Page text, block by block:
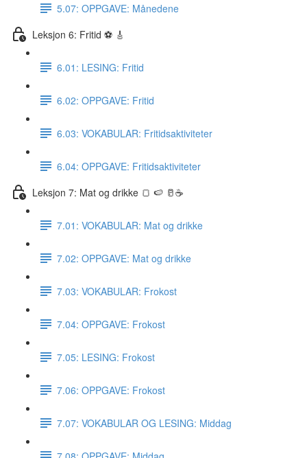
5.07: OPPGAVE: Månedene
Leksjon 6: Fritid ⚽️ 🎸
6.01: LESING: Fritid
6.02: OPPGAVE: Fritid
6.03: VOKABULAR: Fritidsaktiviteter
6.04: OPPGAVE: Fritidsaktiviteter
Leksjon 7: Mat og drikke 🍞 🍉 🥛☕️
7.01: VOKABULAR: Mat og drikke
7.02: OPPGAVE: Mat og drikke
7.03: VOKABULAR: Frokost
7.04: OPPGAVE: Frokost
7.05: LESING: Frokost
7.06: OPPGAVE: Frokost
7.07: VOKABULAR OG LESING: Middag